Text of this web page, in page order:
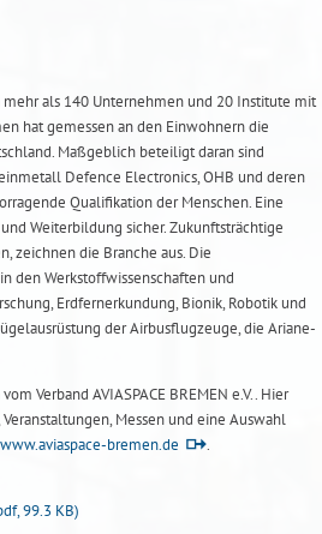
als 140 Unternehmen und 20 Institute mit
hat gemessen an den Einwohnern die
Maßgeblich beteiligt daran sind
Defence Electronics, OHB und deren
Qualifikation der Menschen. Eine
Weiterbildung sicher. Zukunftsträchtige
zeichnen die Branche aus. Die
den Werkstoffwissenschaften und
Erdfernerkundung, Bionik, Robotik und
der Airbusflugzeuge, die Ariane-
Verband AVIASPACE BREMEN e.V.. Hier
Messen und eine Auswahl
www.aviaspace-bremen.de
.
99.3 KB)